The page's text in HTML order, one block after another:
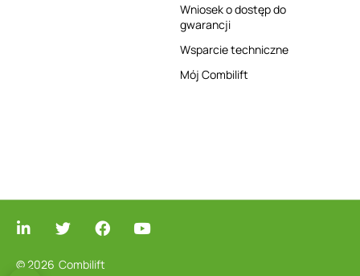
Wniosek o dostęp do
gwarancji
Wsparcie techniczne
Mój Combilift
© 2026 Combilift